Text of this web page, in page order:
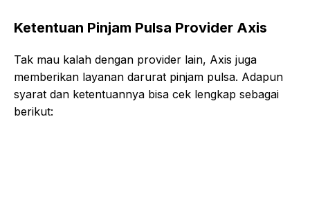
Ketentuan Pinjam Pulsa Provider Axis
Tak mau kalah dengan provider lain, Axis juga
memberikan layanan darurat pinjam pulsa. Adapun
syarat dan ketentuannya bisa cek lengkap sebagai
berikut: